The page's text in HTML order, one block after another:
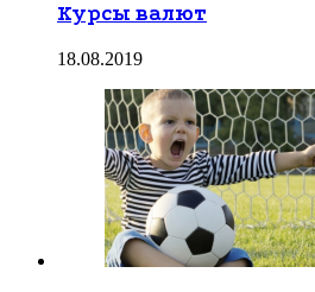
Курсы валют
18.08.2019